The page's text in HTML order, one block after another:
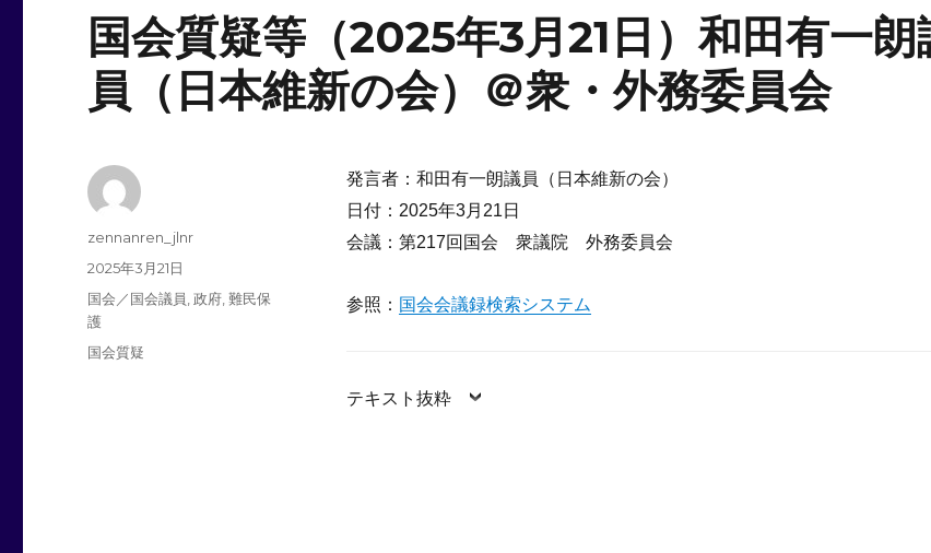
国会質疑等（2025年3月21日）和田有一朗
員（日本維新の会）＠衆・外務委員会
発言者：和田有一朗議員（日本維新の会）
日付：2025年3月21日
会議：第217回国会 衆議院 外務委員会
参照： 国会会議録検索システム
テキスト抜粋
投
zennanren_jlnr
投
稿
日:
2025年3月21日
カ
テ
ゴ
国会／国会議員 ,政府 ,難民保
護
タ
国会質疑